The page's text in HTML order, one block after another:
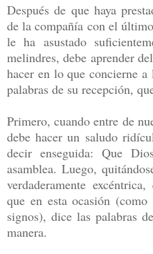
Después de que haya
de la compañía con el
le ha asustado
melindres, debe aprender
hacer en lo que concierne
palabras de su recepción,
Primero, cuando entre de
debe hacer un saludo
decir enseguida: Que
asamblea. Luego,
verdaderamente
que en esta ocasión
signos), dice las palabras
manera.